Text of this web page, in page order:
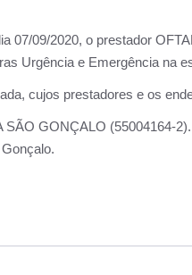
07/09/2020, o prestador
Urgência e Emergência na
cujos prestadores e os
SÃO